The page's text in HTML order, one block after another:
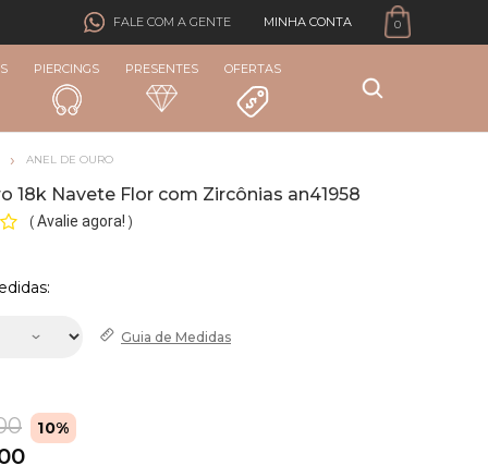
FALE COM A GENTE MINHA CONTA 0
PIERCINGS PRESENTES OFERTAS
ANEL DE OURO
18k Navete Flor com Zircônias an41958
( Avalie agora! )
Guia de Medidas
10%